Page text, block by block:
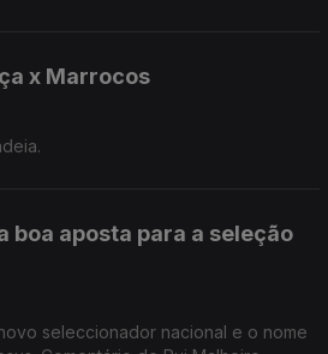
x Marrocos
boa aposta para a seleção
seleccionador nacional e o nome